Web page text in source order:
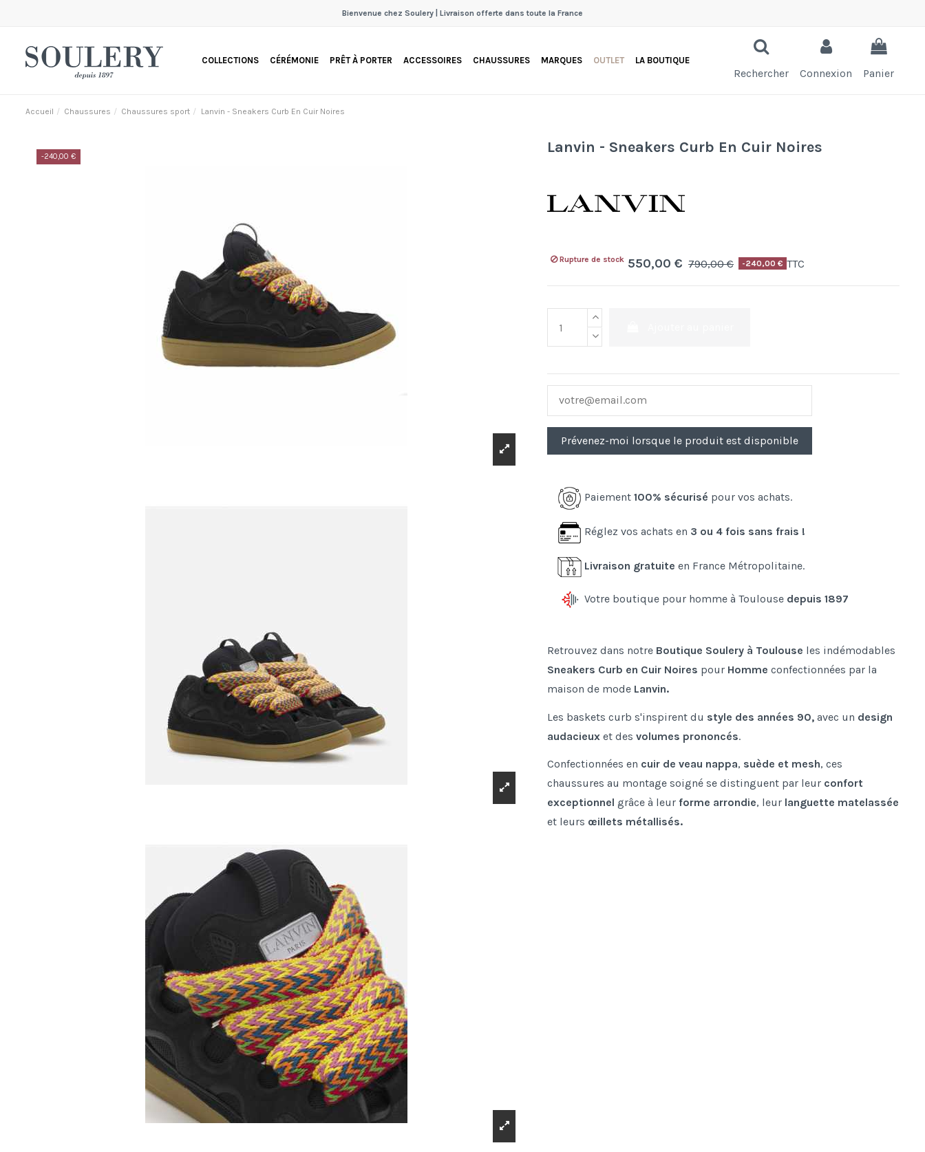
Bienvenue chez Soulery | Livraison offerte dans toute la France
COLLECTIONS CÉRÉMONIE PRÊT À PORTER ACCESSOIRES CHAUSSURES MARQUES OUTLET LA BOUTIQUE
Rechercher Connexion Panier
Accueil Chaussures Chaussures sport Lanvin - Sneakers Curb En Cuir Noires
-240,00 €
Lanvin - Sneakers Curb En Cuir Noires
Rupture de stock 550,00 € 790,00 € -240,00 € TTC
Paiement100% sécurisé pour vos achats.
Réglez vos achats en 3 ou 4 fois sans frais !
Livraison gratuite en France Métropolitaine.
Votre boutique pour homme à Toulouse depuis 1897
Retrouvez dans notre Boutique Soulery à Toulouse les indémodables
Sneakers Curb en Cuir Noires pour Hommeconfectionnées par la
maison de mode Lanvin.
Les baskets curb s'inspirent du style des années 90, avec un design
audacieux et desvolumes prononcés.
Confectionnées en cuir de veau nappa, suède et mesh, ces
chaussures au montage soigné se distinguent par leur confort
exceptionnel grâce à leur forme arrondie, leur languette matelassée
et leurs œillets métallisés.